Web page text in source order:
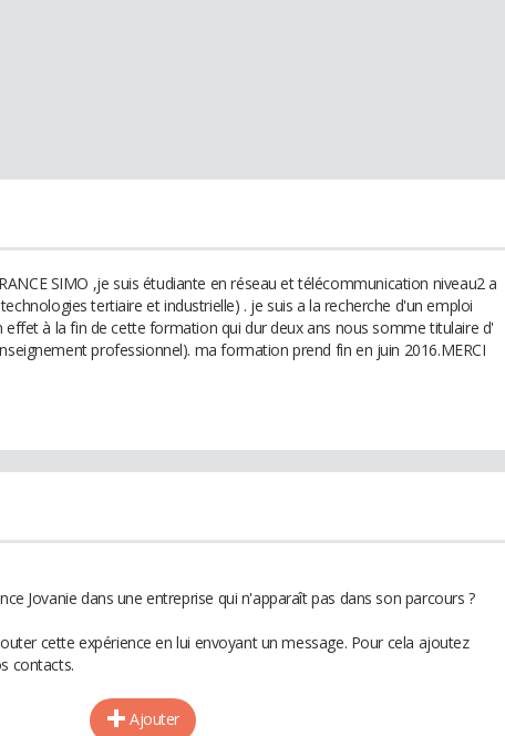
SIMO ,je suis étudiante en réseau et télécommunication niveau2 a
tertiaire et industrielle) . je suis a la recherche d'un emploi
à la fin de cette formation qui dur deux ans nous somme titulaire d'
professionnel). ma formation prend fin en juin 2016.MERCI
Jovanie dans une entreprise qui n'apparaît pas dans son parcours ?
cette expérience en lui envoyant un message. Pour cela ajoutez
contacts.
Ajouter